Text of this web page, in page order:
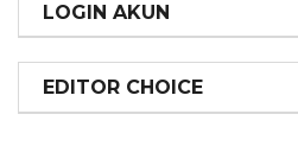
LOGIN AKUN
EDITOR CHOICE